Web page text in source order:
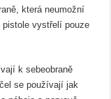
která neumožní
vystřelí pouze
k sebeobraně
se používají jak